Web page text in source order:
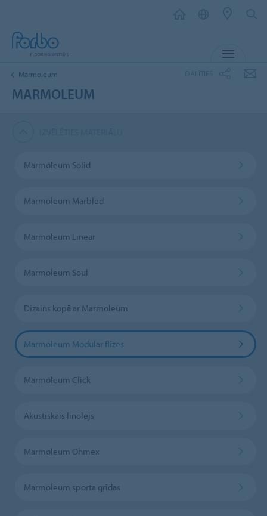
Marmoleum
MARMOLEUM
Marmoleum Solid
Marmoleum Marbled
Marmoleum Linear
Marmoleum Soul
Dizains kopā ar Marmoleum
Marmoleum Modular flīzes
Marmoleum Click
Akustiskais linolejs
Marmoleum Ohmex
Marmoleum sporta grīdas